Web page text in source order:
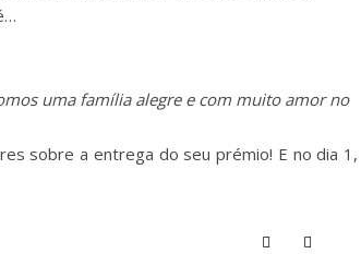
uma família alegre e com muito amor no
sobre a entrega do seu prémio! E no dia 1,